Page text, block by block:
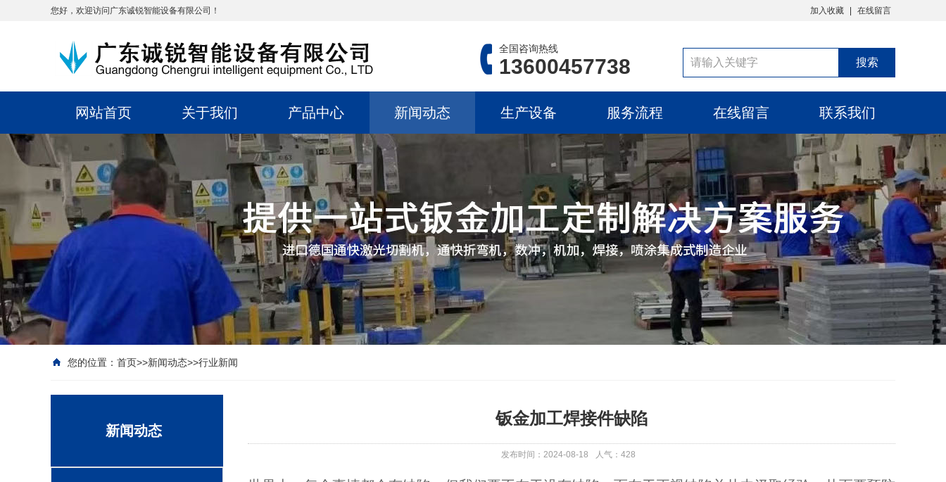
您好，欢迎访问广东诚锐智能设备有限公司！ 加入收藏 在线留言
全国咨询热线
13600457738
网站首页 关于我们 产品中心 新闻动态 生产设备 服务流程 在线留言 联系我们
您的位置： 首页>>新闻动态>>行业新闻
新闻动态
钣金加工焊接件缺陷
发布时间：2024-08-18 人气： 428